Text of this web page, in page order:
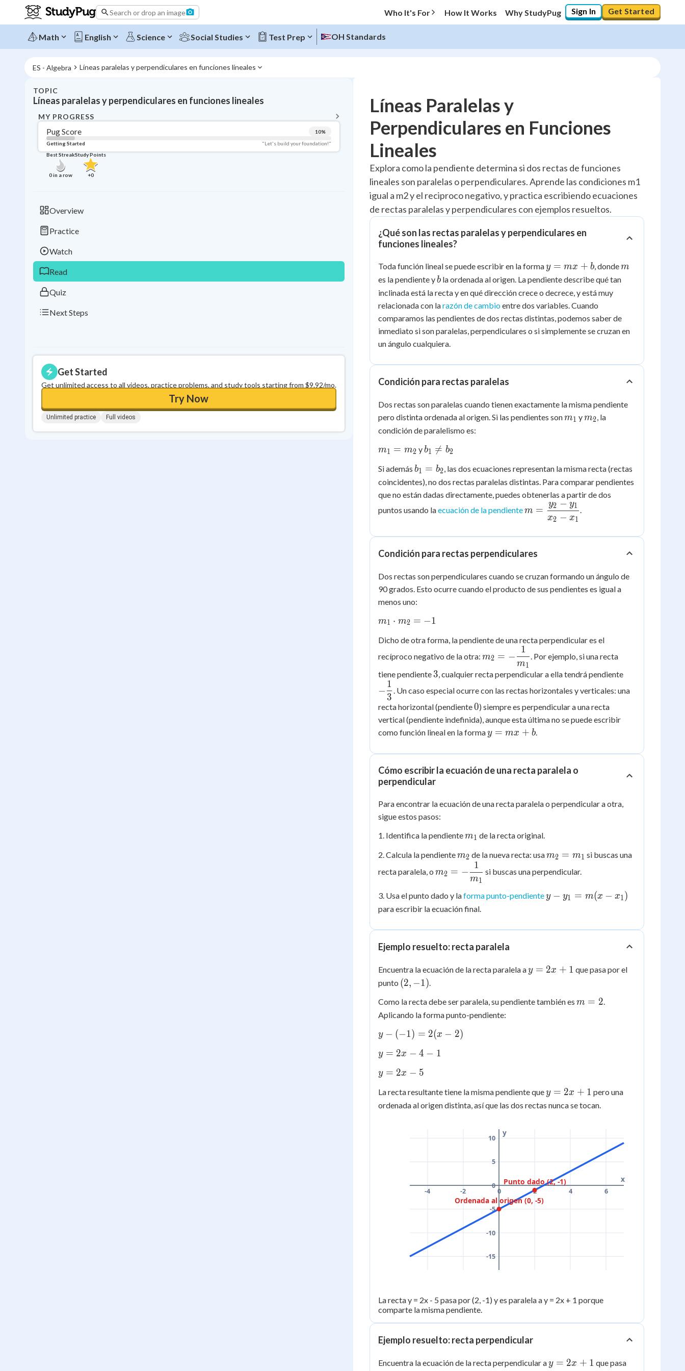
Search or drop an image Who It's For How It Works Why StudyPug Sign In Get Started
Math English Science Social Studies Test Prep OH Standards
ES - Algebra Líneas paralelas y perpendiculares en funciones lineales
TOPIC
Líneas paralelas y perpendiculares en funciones lineales
MY PROGRESS
Pug Score 10%
Getting Started
"Let's build your foundation!"
Best Streak
0in a row
Study Points
+0
Overview
Practice
Watch
Read
Quiz
Next Steps
Get Started
Get unlimited access to all videos, practice problems, and study tools starting from $9.92/mo.
Try Now
Unlimited practice Full videos
Topic Progress
Videos Watched
Best Practice
Best Quiz No attempts
Best StreakStudy Points
Líneas Paralelas y
Perpendiculares en Funciones
Lineales
Explora como la pendiente determina si dos rectas de funciones
lineales son paralelas o perpendiculares. Aprende las condiciones m1
igual a m2 y el reciproco negativo, y practica escribiendo ecuaciones
de rectas paralelas y perpendiculares con ejemplos resueltos.
¿Qué son las rectas paralelas y perpendiculares en
funciones lineales?
Toda función lineal se puede escribir en la formay
=
mx
+
b
y = mx + b, dondem
m
es la pendiente yb
b la ordenada al origen. La pendiente describe qué tan
inclinada está la recta y en qué dirección crece o decrece, y está muy
relacionada con larazón de cambioentre dos variables. Cuando
comparamos las pendientes de dos rectas distintas, podemos saber de
inmediato si son paralelas, perpendiculares o si simplemente se cruzan en
un ángulo cualquiera.
Condición para rectas paralelas
Dos rectas son paralelas cuando tienen exactamente la misma pendiente
pero distinta ordenada al origen. Si las pendientes sonm_1
m1 ym_2
m2, la
condición de paralelismo es:
m_1
m_2
m1 = m2 yb_1
b_2
b1 
= b2
Si además b_1
=
b_2
b1 = b2, las dos ecuaciones representan la misma recta (rectas
coincidentes), no dos rectas paralelas distintas. Para comparar pendientes
que no están dadas directamente, puedes obtenerlas a partir de dos
puntos usando laecuación de la pendiente m =
\dfrac{y_2
m =
x2 − x1
y2 − y1 .
Condición para rectas perpendiculares
Dos rectas son perpendiculares cuando se cruzan formando un ángulo de
90 grados. Esto ocurre cuando el producto de sus pendientes es igual a
menos uno:
m_1
m_2
= -1
m1 ⋅ m2 = −1
Dicho de otra forma, la pendiente de una recta perpendicular es el
recíproco negativo de la otra:
\dfrac{1}
{m_1}
m2 = −
m1
1
. Por ejemplo, si una recta
tiene pendiente 3
3 , cualquier recta perpendicular a ella tendrá pendiente
{3}
−
3
1
. Un caso especial ocurre con las rectas horizontales y verticales: una
recta horizontal (pendiente0
0) siempre es perpendicular a una recta
vertical (pendiente indefinida), aunque esta última no se puede escribir
como función lineal en la formay
mx
+
y = mx + b.
Cómo escribir la ecuación de una recta paralela o
perpendicular
Para encontrar la ecuación de una recta paralela o perpendicular a otra,
sigue estos pasos:
1. Identifica la pendientem_1
m1 de la recta original.
2. Calcula la pendientem_2
m2 de la nueva recta: usam_2
m_1
m2 = m1 si buscas una
recta paralela, o
\dfrac{1}
{m_1}
m2 = −
m1
1
si buscas una perpendicular.
3. Usa el punto dado y laforma punto-pendientey -
m(x
y − y1 = m(x − x1 )
para escribir la ecuación final.
Ejemplo resuelto: recta paralela
Encuentra la ecuación de la recta paralela ay
+
y = 2x + 1 que pasa por el
punto (2,
(2, −1).
Como la recta debe ser paralela, su pendiente también es m
m = 2.
Aplicando la forma punto-pendiente:
y -
=
- 2)
y − (−1) = 2(x − 2)
y
2x
-
-
y = 2x − 4 − 1
y
2x
-
y = 2x − 5
La recta resultante tiene la misma pendiente quey
=
1
y = 2x + 1 pero una
ordenada al origen distinta, así que las dos rectas nunca se tocan.
-4 -2 0 2 4 6
-15
-10
-5
0
5
10
x
y
Ordenada al origen (0, -5)
Punto dado (2, -1)
La recta y = 2x - 5 pasa por (2, -1) y es paralela a y = 2x + 1 porque
comparte la misma pendiente.
Ejemplo resuelto: recta perpendicular
Encuentra la ecuación de la recta perpendicular ay
y = 2x + 1 que pasa